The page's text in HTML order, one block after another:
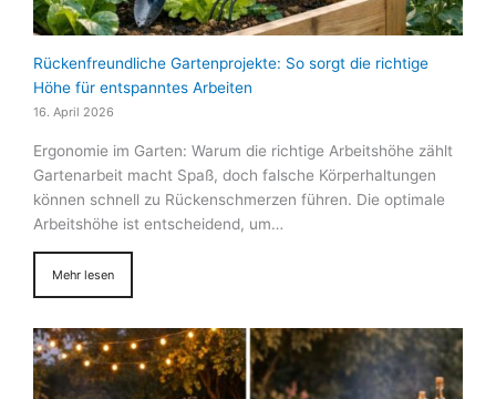
Rückenfreundliche Gartenprojekte: So sorgt die richtige
Höhe für entspanntes Arbeiten
16. April 2026
Ergonomie im Garten: Warum die richtige Arbeitshöhe zählt
Gartenarbeit macht Spaß, doch falsche Körperhaltungen
können schnell zu Rückenschmerzen führen. Die optimale
Arbeitshöhe ist entscheidend, um…
Mehr lesen